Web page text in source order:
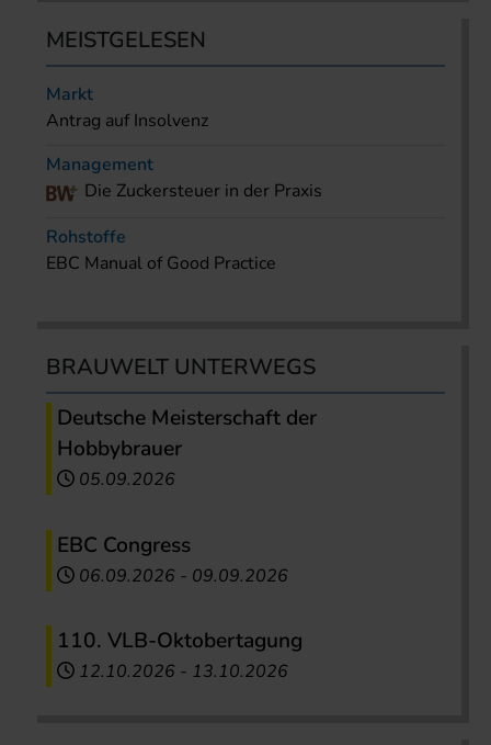
MEISTGELESEN
Markt
Antrag auf Insolvenz
Management
Die Zuckersteuer in der Praxis
Rohstoffe
EBC Manual of Good Practice
BRAUWELT UNTERWEGS
Deutsche Meisterschaft der
Hobbybrauer
05.09.2026
EBC Congress
06.09.2026 - 09.09.2026
110. VLB-Oktobertagung
12.10.2026 - 13.10.2026